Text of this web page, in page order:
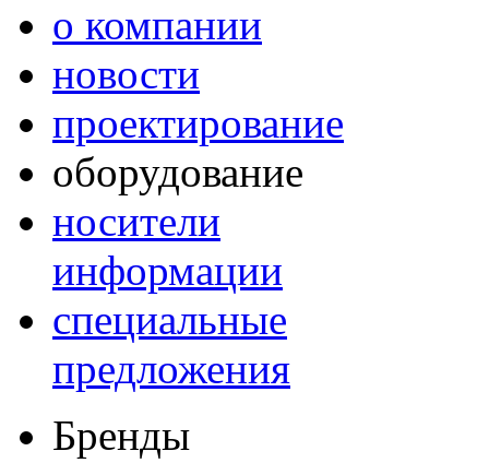
о компании
новости
проектирование
оборудование
носители
информации
специальные
предложения
Бренды